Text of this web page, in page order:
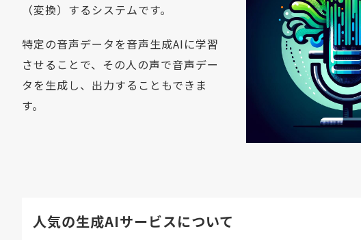
（変換）するシステムです。
特定の音声データを音声生成AIに学習
させることで、その人の声で音声デー
タを生成し、出力することもできま
す。
人気の生成AIサービスについて